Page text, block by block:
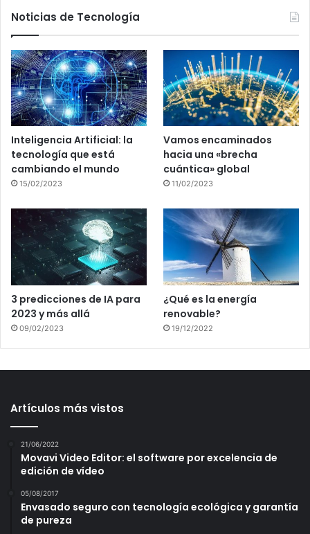
Noticias de Tecnología
Inteligencia Artificial: la
tecnología que está
cambiando el mundo
15/02/2023
Vamos encaminados
hacia una «brecha
cuántica» global
11/02/2023
3 predicciones de IA para
2023 y más allá
09/02/2023
¿Qué es la energía
renovable?
19/12/2022
Artículos más vistos
21/06/2022
Movavi Video Editor: el software por excelencia de
edición de vídeo
05/08/2017
Envasado seguro con tecnología ecológica y garantía
de pureza